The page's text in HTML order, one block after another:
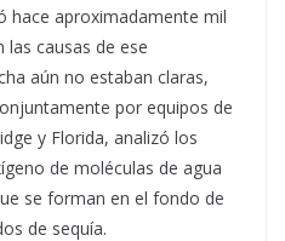
hace aproximadamente mil
las causas de ese
aún no estaban claras,
por equipos de
y Florida, analizó los
de moléculas de agua
se forman en el fondo de
de sequía.